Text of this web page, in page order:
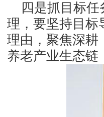
四是抓目标任
理，要坚持目标
理由，聚焦深耕
养老产业生态链